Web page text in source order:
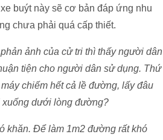
buýt này sẽ cơ bản đáp ứng nhu
chưa phải quá cấp thiết.
ảnh của cử tri thì thấy người dân
tiện cho người dân sử dụng. Thứ
chiếm hết cả lề đường, lấy đâu
xuống dưới lòng đường?
khăn. Để làm 1m2 đường rất khó